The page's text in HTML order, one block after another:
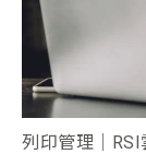
列印管理｜